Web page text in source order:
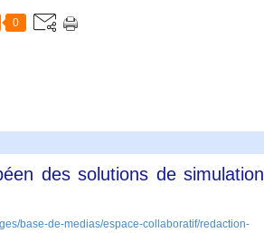
0
des solutions de simulation